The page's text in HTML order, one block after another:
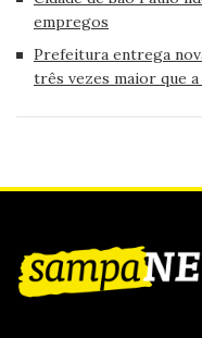
empregos
Prefeitura entrega
três vezes maior que